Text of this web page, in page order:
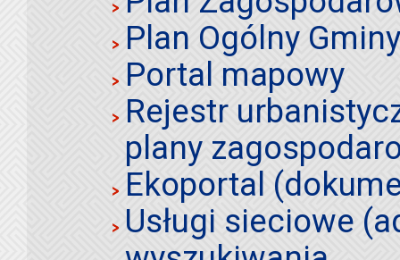
Plan Ogólny
Portal mapowy
Rejestr
plany
Ekoportal
Usługi sieciowe